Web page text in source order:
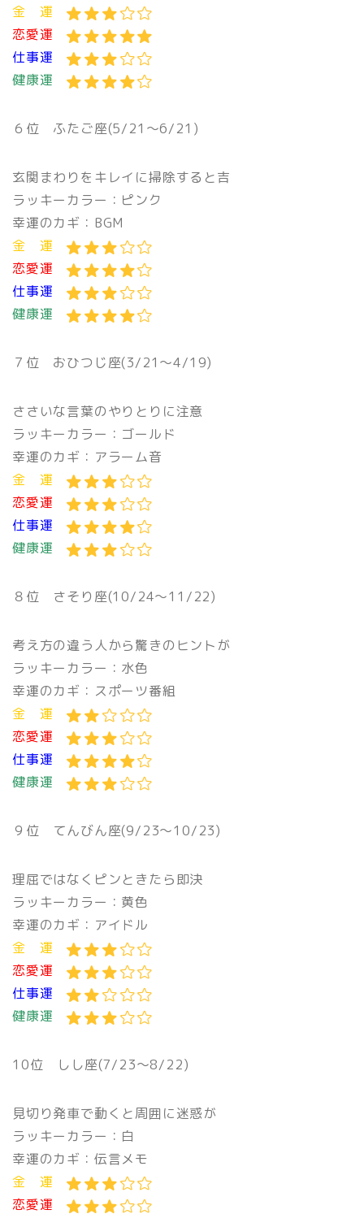
金 運
恋愛運
仕事運
健康運
６位 ふたご座(5/21〜6/21)
玄関まわりをキレイに掃除すると吉
ラッキーカラー：ピンク
幸運のカギ：BGM
金 運
恋愛運
仕事運
健康運
７位 おひつじ座(3/21〜4/19)
ささいな言葉のやりとりに注意
ラッキーカラー：ゴールド
幸運のカギ：アラーム音
金 運
恋愛運
仕事運
健康運
８位 さそり座(10/24〜11/22)
考え方の違う人から驚きのヒントが
ラッキーカラー：水色
幸運のカギ：スポーツ番組
金 運
恋愛運
仕事運
健康運
９位 てんびん座(9/23〜10/23)
理屈ではなくピンときたら即決
ラッキーカラー：黄色
幸運のカギ：アイドル
金 運
恋愛運
仕事運
健康運
10位 しし座(7/23〜8/22)
見切り発車で動くと周囲に迷惑が
ラッキーカラー：白
幸運のカギ：伝言メモ
金 運
恋愛運